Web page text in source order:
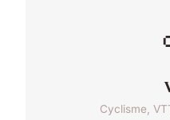
Cyclisme,